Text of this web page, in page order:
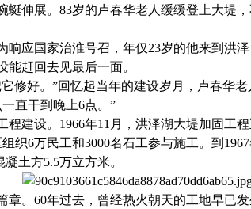
展。83岁的卢春华老人缓缓登上大堤
应国家治淮号召，年仅23岁的他来到洪
赶回去见最后一面。
好。”回忆起当年的建设岁月，卢春华老
直干到晚上6点。”
设。1966年11月，洪泽湖大堤加固工
织6万民工和3000名石工参与施工。到
土方5.5万立方米。
。60年过去，曾经热火朝天的工地早已